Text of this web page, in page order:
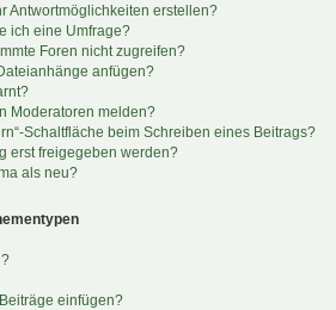
Antwortmöglichkeiten erstellen?
ich eine Umfrage?
Foren nicht zugreifen?
anfügen?
Moderatoren melden?
Schaltfläche beim Schreiben eines Beitrags?
erst freigegeben werden?
als neu?
einfügen?